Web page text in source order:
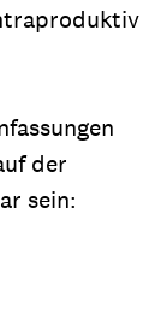
der
sein: